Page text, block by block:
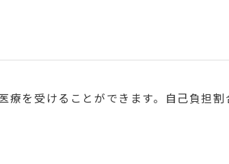
を受けることができます。自己負担割